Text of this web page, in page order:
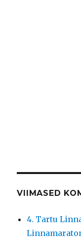
VIIMASED
4. Tartu